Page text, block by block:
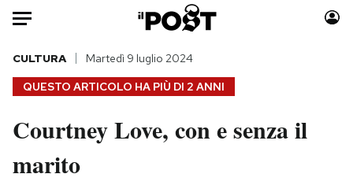
Auto
HOME
Italia
Politica
Moda
QUESTO ARTICOLO HA PIÙ DI 2 ANNI
CULTURA Martedì 9 luglio 2024
Courtney Love, con e senza il
marito